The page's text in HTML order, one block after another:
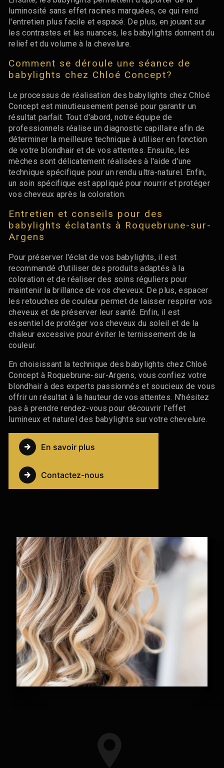
luminosité sans effet racines marquées, ce qui rend
l'entretien plus facile et espacé. De plus, en jouant sur
les contrastes et les nuances, les babylights donnent du
relief et du volume à la chevelure.
Comment se déroule une séance de
babylights chez Chloé Concept?
Le processus de réalisation des babylights chez Chloé
Concept est minutieusement pensé pour garantir un
résultat parfait. Tout d'abord, notre équipe de
professionnels réalise un diagnostic capillaire afin de
déterminer la meilleure technique à utiliser en fonction
de votre blondhair et de vos attentes. Ensuite, les
mèches sont délicatement réalisées à l'aide d'une
technique spécifique pour un rendu ultra-naturel. Enfin,
un soin spécifique est appliqué pour nourrir et protéger
vos cheveux après la coloration.
Entretien et conseils pour des
babylights éclatants à Roquebrune-sur-
Argens
Pour préserver l'éclat de vos babylights, il est
recommandé d'utiliser des produits adaptés à la
coloration et de réaliser des soins réguliers pour
maintenir la brillance de vos cheveux. De plus, espacer
les retouches de couleur permet de laisser respirer vos
cheveux et de préserver leur santé. Enfin, il est
essentiel de protéger vos cheveux du soleil et de la
chaleur excessive pour éviter le ternissement de la
couleur.
En choisissant la technique des babylights chez Chloé
Concept à Roquebrune-sur-Argens, vous confiez votre
blondhair à des experts passionnés et soucieux de vous
offrir un résultat à la hauteur de vos attentes. N'hésitez
pas à prendre rendez-vous pour découvrir l'effet
lumineux et naturel des babylights sur votre chevelure.
En savoir plus
Contactez-nous